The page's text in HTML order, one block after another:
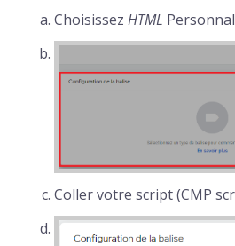
Choisissez HTML
Coller votre script (CMP